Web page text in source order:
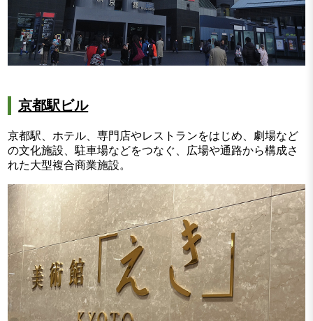
京都駅ビル
京都駅、ホテル、専門店やレストランをはじめ、劇場など
の文化施設、駐車場などをつなぐ、広場や通路から構成さ
れた大型複合商業施設。